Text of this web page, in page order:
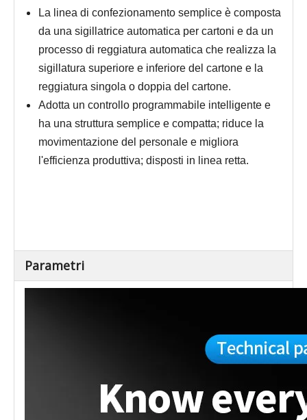
La linea di confezionamento semplice è composta
da una sigillatrice automatica per cartoni e da un
processo di reggiatura automatica che realizza la
sigillatura superiore e inferiore del cartone e la
reggiatura singola o doppia del cartone.
Adotta un controllo programmabile intelligente e
ha una struttura semplice e compatta; riduce la
movimentazione del personale e migliora
l'efficienza produttiva; disposti in linea retta.
Parametri